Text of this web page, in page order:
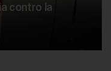
contro la